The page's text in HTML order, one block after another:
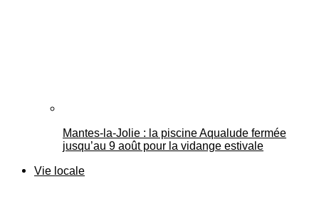
Mantes-la-Jolie : la piscine Aqualude fermée
jusqu’au 9 août pour la vidange estivale
Vie locale